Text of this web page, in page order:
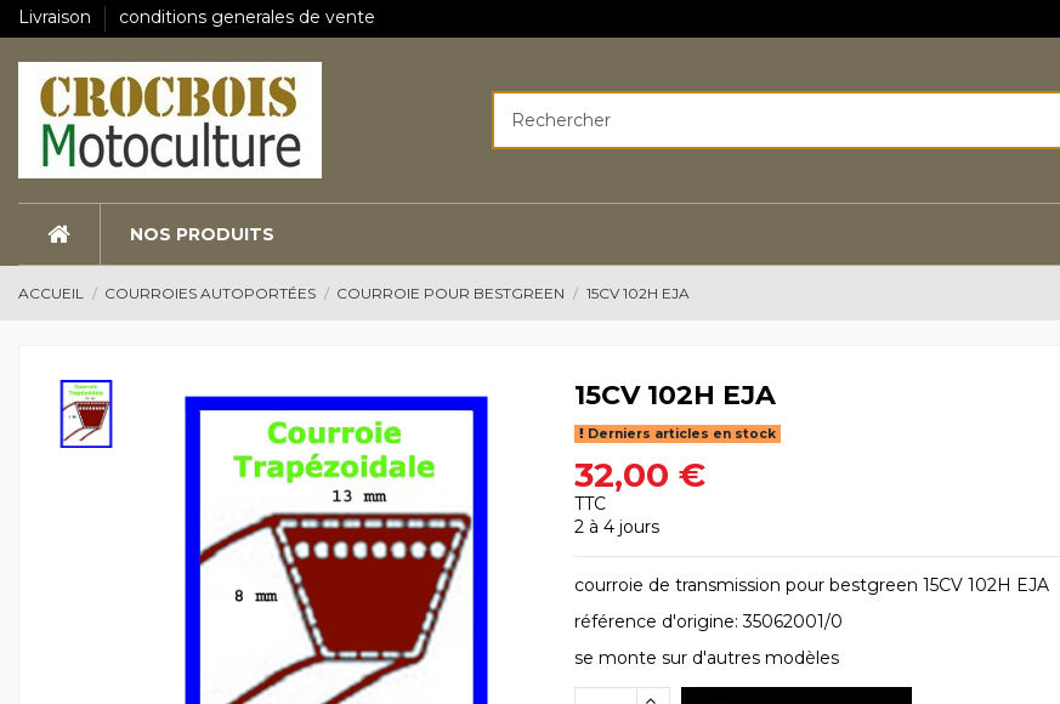
Livraison conditions generales de vente
NOS PRODUITS
ACCUEIL COURROIES AUTOPORTÉES COURROIE POUR BESTGREEN 15CV 102H EJA
15CV 102H EJA
Derniers articles en stock
32,00 €
TTC
2 à 4 jours
courroie de transmission pour bestgreen 15CV 102H EJA
référence d'origine: 35062001/0
se monte sur d'autres modèles